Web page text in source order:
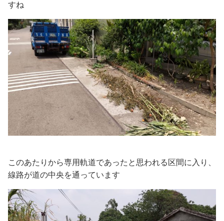
すね
このあたりから専用軌道であったと思われる区間に入り、
線路が道の中央を通っています